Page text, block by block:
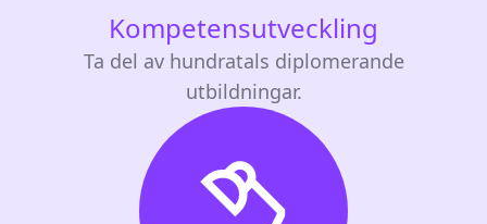
Kompetensutveckling
Ta del av hundratals diplomerande
utbildningar.